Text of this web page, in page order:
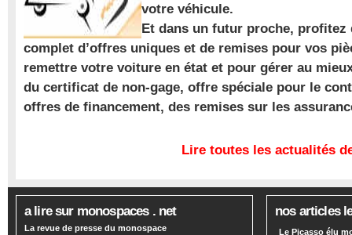
votre véhicule.
Et dans un futur proche, profitez
complet d’offres uniques et de remises pour vos
remettre votre voiture en état et pour gérer au
du certificat de non-gage, offre spéciale pour le
offres de financement, des remises sur les
Lire toutes les actualités
a lire sur monospaces . net
La revue de presse du monospace
nos articles
Le Picasso élu